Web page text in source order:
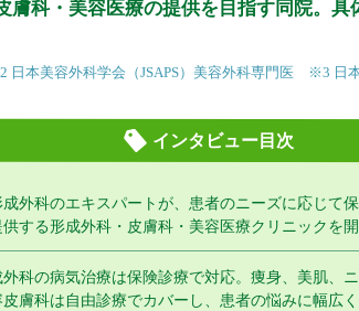
膚科・美容医療の提供を目指す同院。具
本美容外科学会（JSAPS）美容外科専門医 ※3 日
インタビュー目次
外科のエキスパートが、患者のニーズに応じて
する形成外科・皮膚科・美容医療クリニックを
外科の病気治療は保険診療で対応。痩身、美肌、
膚科は自由診療でカバーし、患者の悩みに幅広